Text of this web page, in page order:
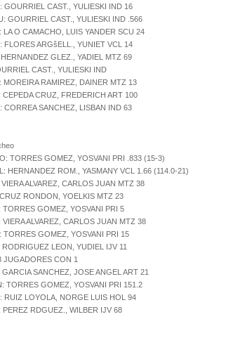
GOURRIEL CAST., YULIESKI IND 16
GOURRIEL CAST., YULIESKI IND .566
LA O CAMACHO, LUIS YANDER SCU 24
FLORES ARGšELL., YUNIET VCL 14
GLEZ., YADIEL MTZ 69
CAST., YULIESKI IND
MOREIRA RAMIREZ, DAINER MTZ 13
CEPEDA CRUZ, FREDERICH ART 100
CORREA SANCHEZ, LISBAN IND 63
TORRES GOMEZ, YOSVANI PRI .833 (15-3)
HERNANDEZ ROM., YASMANY VCL 1.66 (114.0-21)
ALVAREZ, CARLOS JUAN MTZ 38
RONDON, YOELKIS MTZ 23
TORRES GOMEZ, YOSVANI PRI 5
VIERA ALVAREZ, CARLOS JUAN MTZ 38
TORRES GOMEZ, YOSVANI PRI 15
RODRIGUEZ LEON, YUDIEL IJV 11
JUGADORES CON 1
GARCIA SANCHEZ, JOSE ANGEL ART 21
TORRES GOMEZ, YOSVANI PRI 151.2
RUIZ LOYOLA, NORGE LUIS HOL 94
PEREZ RDGUEZ., WILBER IJV 68